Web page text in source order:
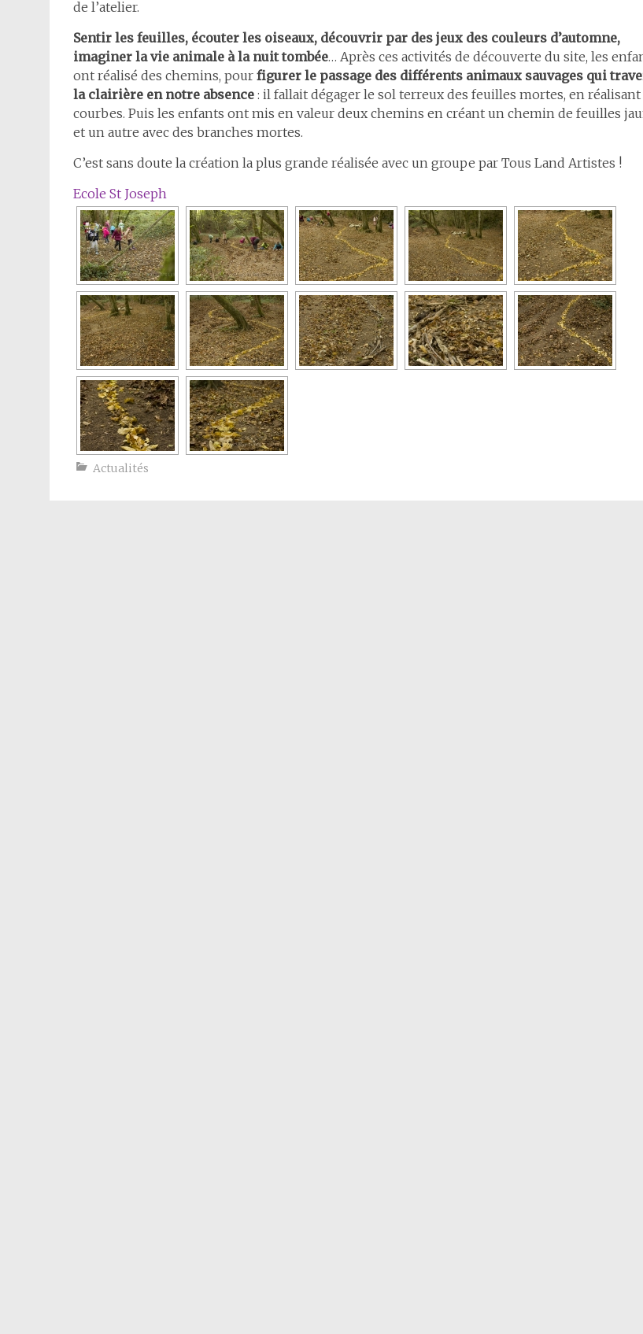
de l’atelier.
Sentir les feuilles, écouter les oiseaux, découvrir par des jeux des couleurs d’automne,
imaginer la vie animale à la nuit tombée… Après ces activités de découverte du site, les
ont réalisé des chemins, pour figurer le passage des différents animaux sauvages qui
la clairière en notre absence : il fallait dégager le sol terreux des feuilles mortes, en réalisant
courbes. Puis les enfants ont mis en valeur deux chemins en créant un chemin de feuilles
et un autre avec des branches mortes.
C’est sans doute la création la plus grande réalisée avec un groupe par Tous Land Artistes !
Ecole St Joseph
Actualités